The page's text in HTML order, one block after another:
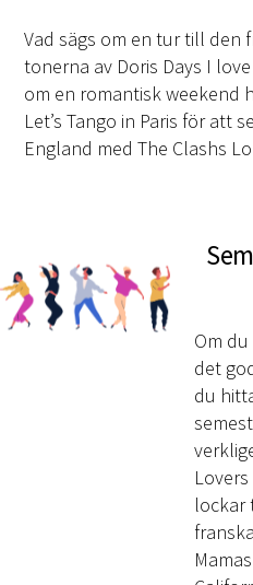
Vad sägs om en tur till den
tonerna av Doris Days I
om en romantisk weekend
Let’s Tango in Paris för att
England med The Clashs
Om
det
du
lockar